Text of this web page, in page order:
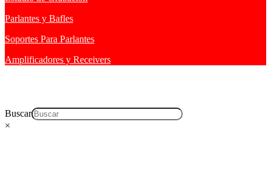
Parlantes y Bafles
Soportes Para Parlantes
Amplificadores y Receivers
Buscar
×